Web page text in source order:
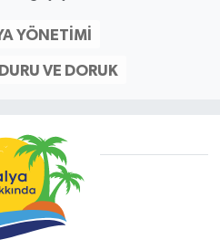
YÖNETIMI
DURU VE DORUK